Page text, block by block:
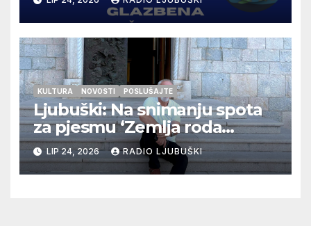
KULTURA NOVOSTI POSLUŠAJTE
Ljubuški: Na snimanju spota
za pjesmu ‘Zemlja roda
Hercegova’
LIP 24, 2026 RADIO LJUBUŠKI